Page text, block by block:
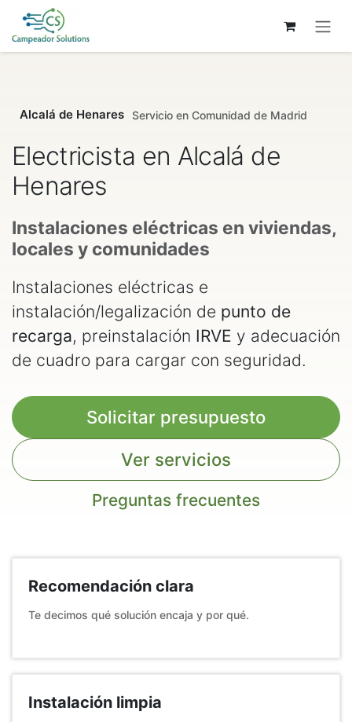
Ir al contenido
Alcalá de Henares Servicio en Comunidad de Madrid
Electricista en Alcalá de
Henares
Instalaciones eléctricas en viviendas,
locales y comunidades
Instalaciones eléctricas e
instalación/legalización de punto de
recarga, preinstalación IRVE y adecuación
de cuadro para cargar con seguridad.
Solicitar presupuesto
Ver servicios
Preguntas frecuentes
Recomendación clara
Te decimos qué solución encaja y por qué.
Instalación limpia